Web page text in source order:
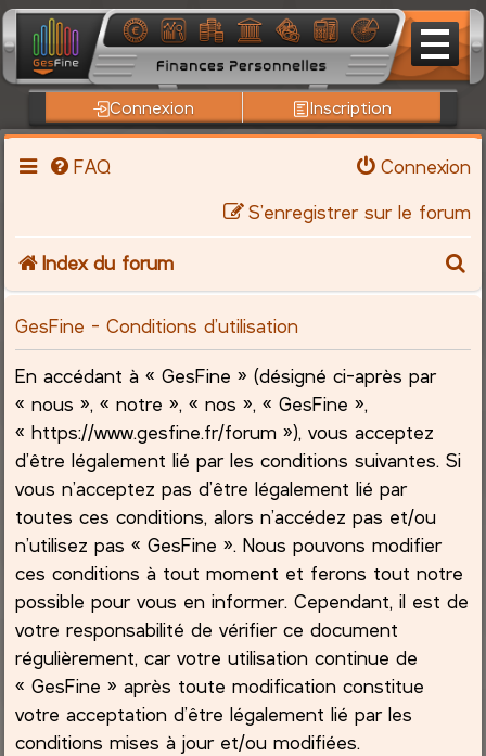
Connexion Inscription
FAQ
Connexion
S’enregistrer sur le forum
Index du forum
c
GesFine - Conditions d’utilisation
En accédant à « GesFine » (désigné ci-après par
« nous », « notre », « nos », « GesFine »,
« https://www.gesfine.fr/forum »), vous acceptez
d’être légalement lié par les conditions suivantes. Si
vous n’acceptez pas d’être légalement lié par
toutes ces conditions, alors n’accédez pas et/ou
n’utilisez pas « GesFine ». Nous pouvons modifier
ces conditions à tout moment et ferons tout notre
possible pour vous en informer. Cependant, il est de
votre responsabilité de vérifier ce document
régulièrement, car votre utilisation continue de
« GesFine » après toute modification constitue
votre acceptation d’être légalement lié par les
conditions mises à jour et/ou modifiées.